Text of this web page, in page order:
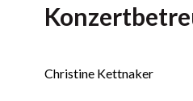
Christine Kettnaker